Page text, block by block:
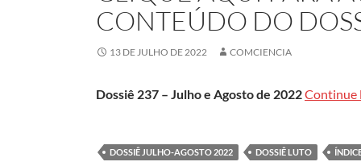
CONTEÚDO DO
13 DE JULHO DE 2022 COMCIENCIA
Dossiê 237 – Julho e Agosto de 2022Continue
DOSSIÊ JULHO-AGOSTO 2022 DOSSIÊ LUTO